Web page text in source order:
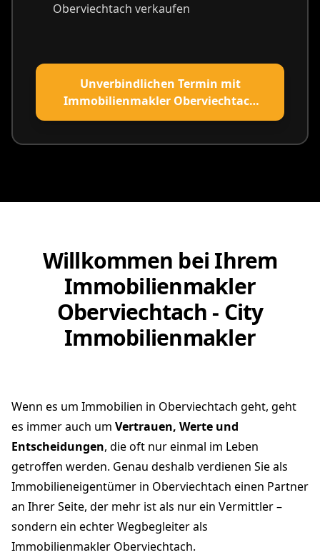
Oberviechtach verkaufen
Unverbindlichen Termin mit
Immobilienmakler Oberviechtach
vereinbaren
Willkommen bei Ihrem
Immobilienmakler
Oberviechtach - City
Immobilienmakler
Wenn es um Immobilien in Oberviechtach geht, geht
es immer auch um Vertrauen, Werte und
Entscheidungen, die oft nur einmal im Leben
getroffen werden. Genau deshalb verdienen Sie als
Immobilieneigentümer in Oberviechtach einen Partner
an Ihrer Seite, der mehr ist als nur ein Vermittler –
sondern ein echter Wegbegleiter als
Immobilienmakler Oberviechtach.